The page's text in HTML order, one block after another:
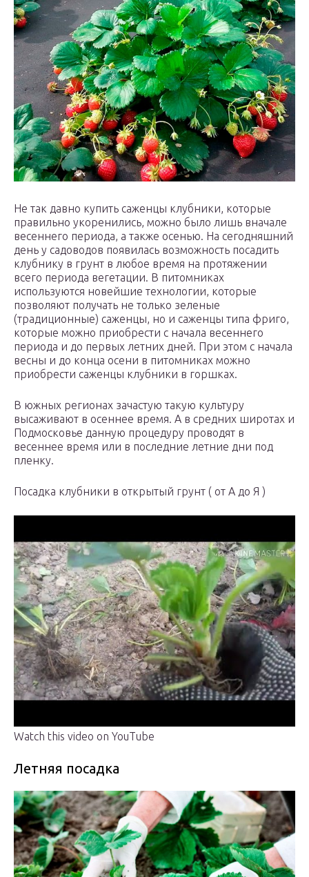
Не так давно купить саженцы клубники, которые
правильно укоренились, можно было лишь вначале
весеннего периода, а также осенью. На сегодняшний
день у садоводов появилась возможность посадить
клубнику в грунт в любое время на протяжении
всего периода вегетации. В питомниках
используются новейшие технологии, которые
позволяют получать не только зеленые
(традиционные) саженцы, но и саженцы типа фриго,
которые можно приобрести с начала весеннего
периода и до первых летних дней. При этом с начала
весны и до конца осени в питомниках можно
приобрести саженцы клубники в горшках.
В южных регионах зачастую такую культуру
высаживают в осеннее время. А в средних широтах и
Подмосковье данную процедуру проводят в
весеннее время или в последние летние дни под
пленку.
Посадка клубники в открытый грунт ( от А до Я )
Watch this video on YouTube
Летняя посадка